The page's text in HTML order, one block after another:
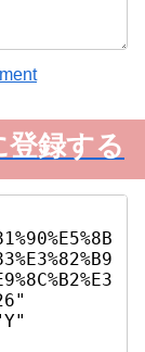
録する